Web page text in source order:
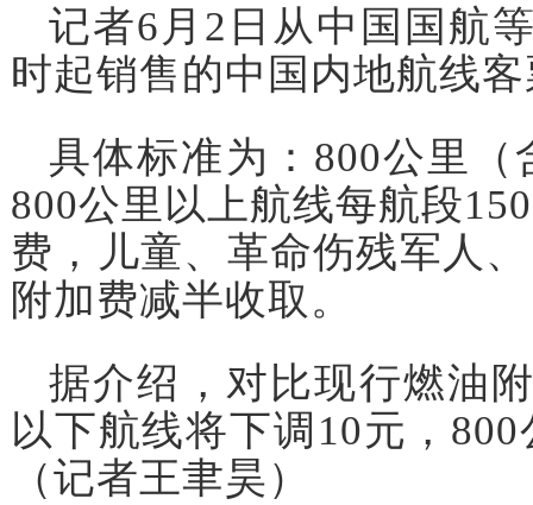
记者6月2日从中国国航
时起销售的中国内地航线
具体标准为：800公里
800公里以上航线每航段
费，儿童、革命伤残军人
附加费减半收取。
据介绍，对比现行燃油
以下航线将下调10元，
（记者王聿昊）